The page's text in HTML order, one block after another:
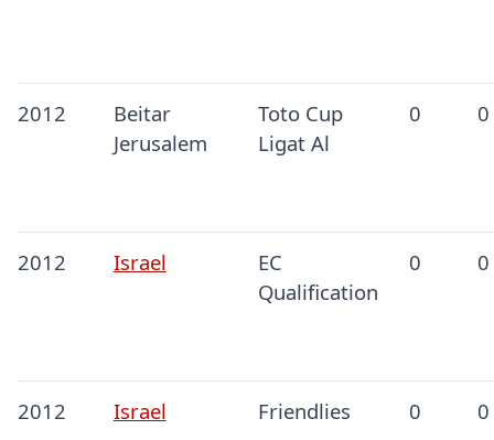
2012
Beitar
Jerusalem
Toto Cup
Ligat Al
0 0
2012 Israel
EC
Qualification
0 0
2012 Israel Friendlies 0 0